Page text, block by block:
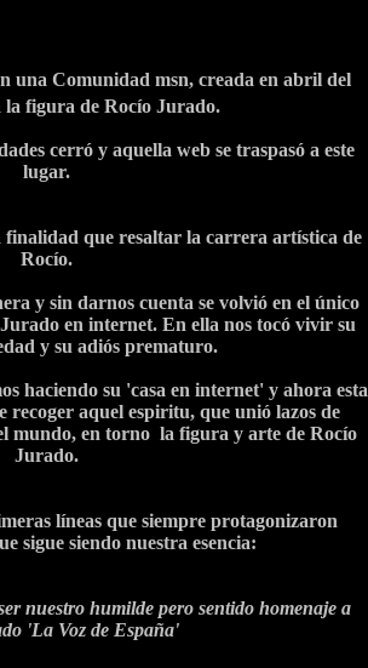
una Comunidad msn, creada en abril del
la figura de Rocío Jurado.
cerró y aquella web se traspasó a este
lugar.
que resaltar la carrera artística de
Rocío.
y sin darnos cuenta se volvió en el único
en internet. En ella nos tocó vivir su
y su adiós prematuro.
haciendo su 'casa en internet' y ahora esta
aquel espiritu, que unió lazos de
mundo, en torno la figura y arte de Rocío
Jurado.
líneas que siempre protagonizaron
sigue siendo nuestra esencia:
nuestro humilde pero sentido homenaje a
'La Voz de España'